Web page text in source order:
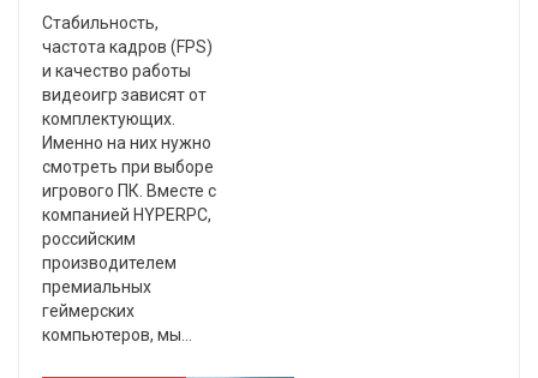
Стабильность,
частота кадров (FPS)
и качество работы
видеоигр зависят от
комплектующих.
Именно на них нужно
смотреть при выборе
игрового ПК. Вместе с
компанией HYPERPC,
российским
производителем
премиальных
геймерских
компьютеров, мы